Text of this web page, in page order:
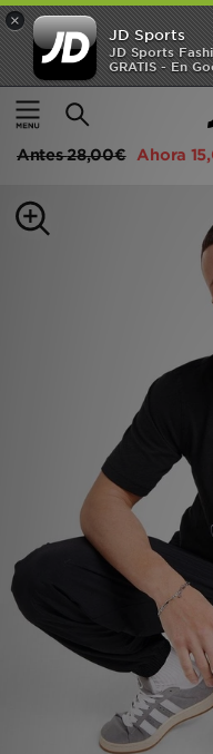
×
JD Sports
JD Sports
GRATIS - En
Página principal
Hombre
adidas Originals
Antes28,00€ Ahora
Hombre
Mujer
Estilo
TARJETA REGALO
MI JD